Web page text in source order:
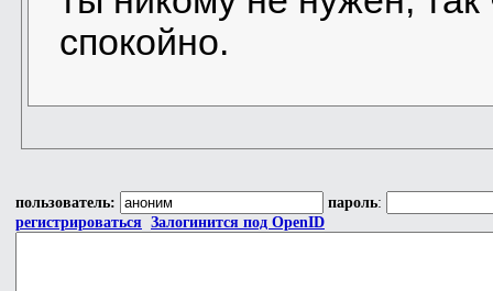
спокойно.
пользователь: пароль:
регистрироваться Залогинится под OpenID